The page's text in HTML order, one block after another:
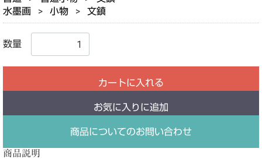
水墨画
小物 文鎮
数量
カートに入れる
お気に入りに追加
商品についてのお問い合わせ
商品説明